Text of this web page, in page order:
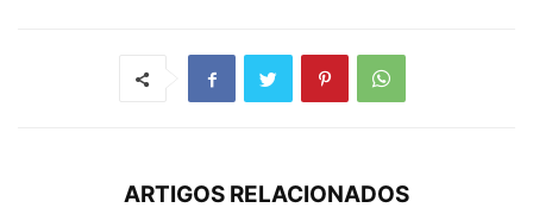
ARTIGOS RELACIONADOS